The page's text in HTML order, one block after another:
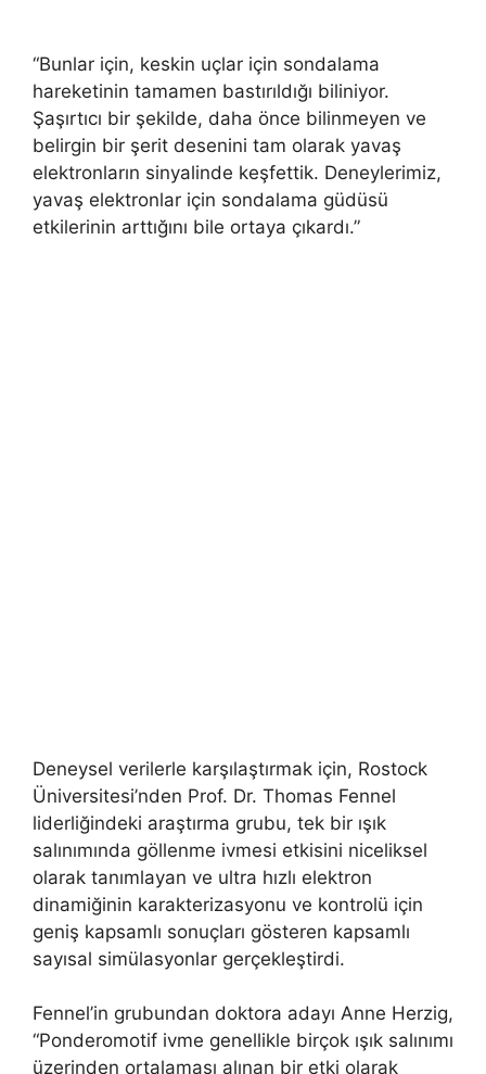
“Bunlar için, keskin uçlar için sondalama
hareketinin tamamen bastırıldığı biliniyor.
Şaşırtıcı bir şekilde, daha önce bilinmeyen ve
belirgin bir şerit desenini tam olarak yavaş
elektronların sinyalinde keşfettik. Deneylerimiz,
yavaş elektronlar için sondalama güdüsü
etkilerinin arttığını bile ortaya çıkardı.”
Deneysel verilerle karşılaştırmak için, Rostock
Üniversitesi’nden Prof. Dr. Thomas Fennel
liderliğindeki araştırma grubu, tek bir ışık
salınımında göllenme ivmesi etkisini niceliksel
olarak tanımlayan ve ultra hızlı elektron
dinamiğinin karakterizasyonu ve kontrolü için
geniş kapsamlı sonuçları gösteren kapsamlı
sayısal simülasyonlar gerçekleştirdi.
Fennel’in grubundan doktora adayı Anne Herzig,
“Ponderomotif ivme genellikle birçok ışık salınımı
üzerinden ortalaması alınan bir etki olarak